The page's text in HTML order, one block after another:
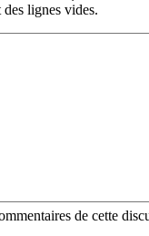
des lignes vides.
de cette